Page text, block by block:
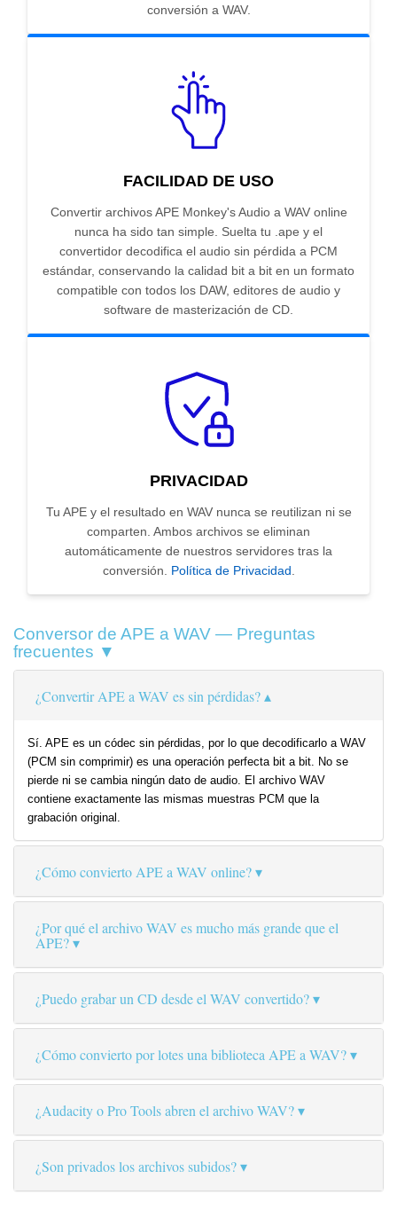
conversión a WAV.
FACILIDAD DE USO
Convertir archivos APE Monkey's Audio a WAV online
nunca ha sido tan simple. Suelta tu .ape y el
convertidor decodifica el audio sin pérdida a PCM
estándar, conservando la calidad bit a bit en un formato
compatible con todos los DAW, editores de audio y
software de masterización de CD.
PRIVACIDAD
Tu APE y el resultado en WAV nunca se reutilizan ni se
comparten. Ambos archivos se eliminan
automáticamente de nuestros servidores tras la
conversión. Política de Privacidad.
Conversor de APE a WAV — Preguntas
frecuentes ▼
¿Convertir APE a WAV es sin pérdidas?
Sí. APE es un códec sin pérdidas, por lo que decodificarlo a WAV
(PCM sin comprimir) es una operación perfecta bit a bit. No se
pierde ni se cambia ningún dato de audio. El archivo WAV
contiene exactamente las mismas muestras PCM que la
grabación original.
¿Cómo convierto APE a WAV online?
¿Por qué el archivo WAV es mucho más grande que el
APE?
¿Puedo grabar un CD desde el WAV convertido?
¿Cómo convierto por lotes una biblioteca APE a WAV?
¿Audacity o Pro Tools abren el archivo WAV?
¿Son privados los archivos subidos?